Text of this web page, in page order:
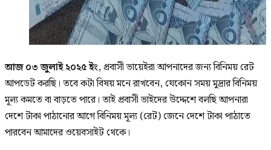
আজ ০৩ জুলাই ২০২৫ইং, প্রবাসী ভায়েইরা আপনাদের জন্য বিনিময় রেট
আপডেট করছি। তবে কটা বিষয় মনে রাখবেন, যেকোন সময় মুদ্রার বিনিময়
মূল্য কমতে বা বাড়তে পারে। তাই প্রবাসী ভাইদের উদ্দেশে বলছি আপনারা
দেশে টাকা পাঠানোর আগে বিনিময় মূল্য (রেট) জেনে দেশে টাকা পাঠাতে
পারবেন আমাদের ওয়েবসাইট থেকে।